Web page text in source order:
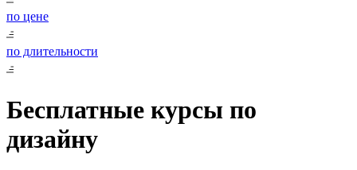
по цене
по длительности
Бесплатные курсы по
дизайну